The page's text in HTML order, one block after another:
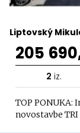
Liptovský
205
2 iz.
TOP PONUKA:
novostavbe